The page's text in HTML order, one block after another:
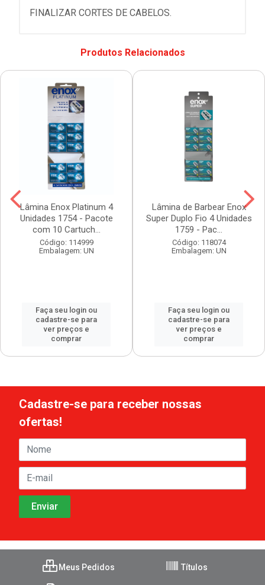
FINALIZAR CORTES DE CABELOS.
Produtos Relacionados
Lâmina Enox Platinum 4
Unidades 1754 - Pacote
com 10 Cartuch...
Código: 114999
Embalagem: UN
Faça seu login ou
cadastre-se para
ver preços e
comprar
Lâmina de Barbear Enox
Super Duplo Fio 4 Unidades
1759 - Pac...
Código: 118074
Embalagem: UN
Faça seu login ou
cadastre-se para
ver preços e
comprar
Cadastre-se para receber nossas
ofertas!
Meus Pedidos Títulos